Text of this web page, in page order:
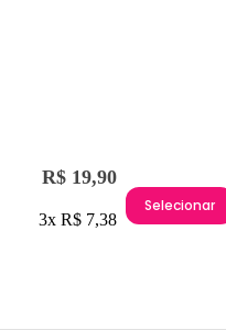
R$ 19,90
3x R$ 7,38
Selecionar